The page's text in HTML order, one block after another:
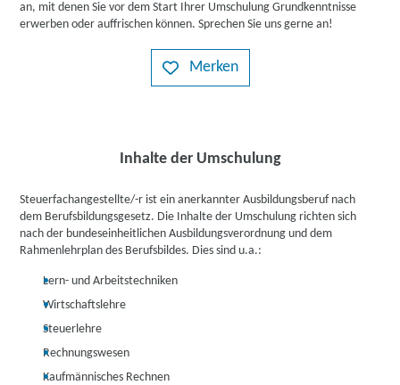
an, mit denen Sie vor dem Start Ihrer Umschulung Grundkenntnisse
erwerben oder auffrischen können. Sprechen Sie uns gerne an!
Merken
Inhalte der Umschulung
Steuerfachangestellte/-r ist ein anerkannter Ausbildungsberuf nach
dem Berufsbildungsgesetz. Die Inhalte der Umschulung richten sich
nach der bundeseinheitlichen Ausbildungsverordnung und dem
Rahmenlehrplan des Berufsbildes. Dies sind u.a.:
Lern- und Arbeitstechniken
Wirtschaftslehre
Steuerlehre
Rechnungswesen
Kaufmännisches Rechnen